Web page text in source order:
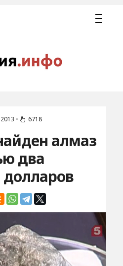
• 6718
алмаз
два